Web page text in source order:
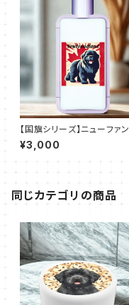
【国旗シリーズ】ニューファ
ンド×カナダ国旗｜フレーム
エアボトル（全7色）
¥3,000
同じカテゴリの商品